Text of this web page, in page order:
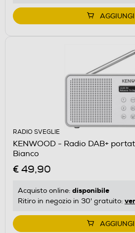
AGGIUNGI
RADIO SVEGLIE
KENWOOD - Radio DAB+
Bianco
€ 49,90
Acquisto online: disponibile
Ritiro in negozio in 30' gratuito:
AGGIUNGI